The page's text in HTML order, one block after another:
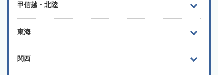
甲信越・北陸
東海
関西